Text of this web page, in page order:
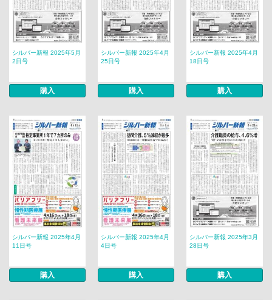
シルバー新報 2025年5月
2日号
購入
シルバー新報 2025年4月
25日号
購入
シルバー新報 2025年4月
18日号
購入
シルバー新報 2025年4月
11日号
購入
シルバー新報 2025年4月
4日号
購入
シルバー新報 2025年3月
28日号
購入